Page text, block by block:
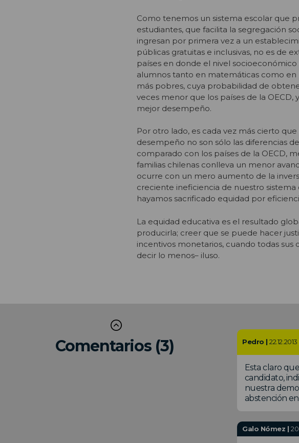
Como tenemos un sistema escolar que
estudiantes, que facilita la segregación
ingresan por primera vez a un
públicas gratuitas e inclusivas, no es de
países en donde el nivel
alumnos tanto en matemáticas como
más pobres, cuya probabilidad de
veces menor que los países de la
mejor desempeño.
Por otro lado, es cada vez más cierto
desempeño no son sólo las diferencias
comparado con los países de la OECD,
familias chilenas conlleva un menor
ocurre con un mero aumento de la
creciente ineficiencia de nuestro
hayamos sacrificado equidad por
La equidad educativa es el resultado
producirla; creer que se puede hacer
incentivos monetarios, cuando todas
decir lo menos– iluso.
Comentarios (3) Pedro |22.12.2013
Esta claro
candidato,
nuestra
abstención
Galo Nómez |